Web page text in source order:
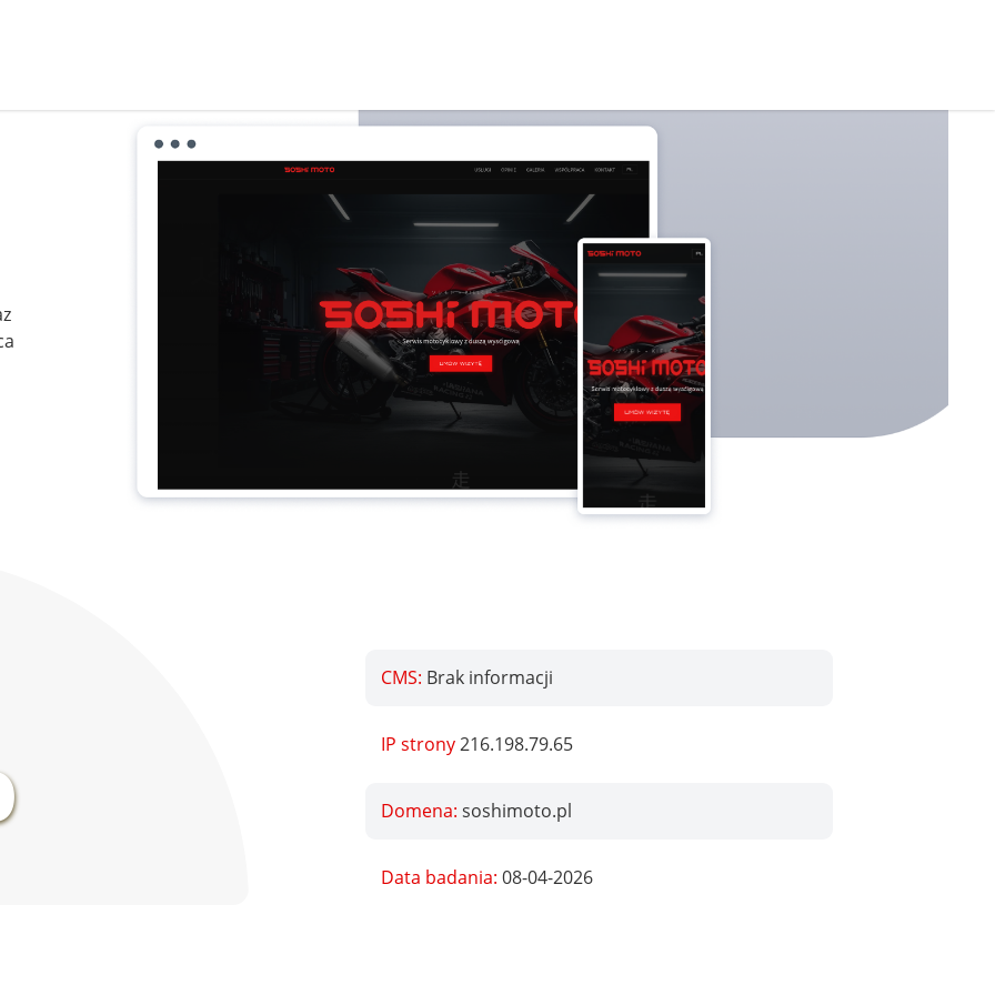
CMS: Brak informacji
IP strony216.198.79.65
Domena: soshimoto.pl
Data badania: 08-04-2026